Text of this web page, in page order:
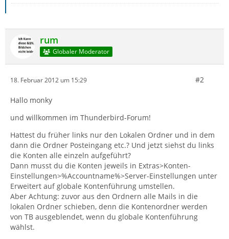
rum
Globaler Moderator
18. Februar 2012 um 15:29 #2
Hallo monky
und willkommen im Thunderbird-Forum!
Hattest du früher links nur den Lokalen Ordner und in dem
dann die Ordner Posteingang etc.? Und jetzt siehst du links
die Konten alle einzeln aufgeführt?
Dann musst du die Konten jeweils in Extras>Konten-
Einstellungen>%Accountname%>Server-Einstellungen unter
Erweitert auf globale Kontenführung umstellen.
Aber Achtung: zuvor aus den Ordnern alle Mails in die
lokalen Ordner schieben, denn die Kontenordner werden
von TB ausgeblendet, wenn du globale Kontenführung
wählst.